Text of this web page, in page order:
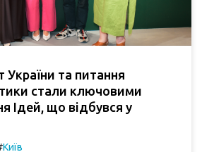
України та питання
стали ключовими
Ідей, що відбувся у
Київ